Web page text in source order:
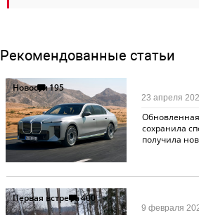
Рекомендованные статьи
Новости195
сохранила
получила
23 апреля
Первая встреча400
9 февраля